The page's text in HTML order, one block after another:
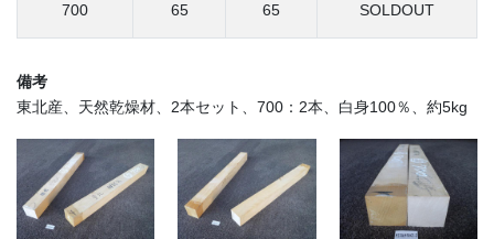
700 65 65 SOLDOUT
備考
東北産、天然乾燥材、2本セット、700：2本、白身100％、約5kg